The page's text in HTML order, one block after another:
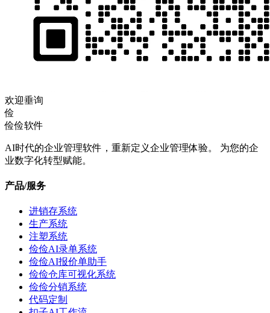
欢迎垂询
俭
俭俭软件
AI时代的企业管理软件，重新定义企业管理体验。 为您的企
业数字化转型赋能。
产品/服务
进销存系统
生产系统
注塑系统
俭俭AI录单系统
俭俭AI报价单助手
俭俭仓库可视化系统
俭俭分销系统
代码定制